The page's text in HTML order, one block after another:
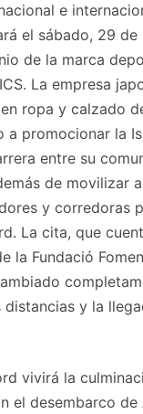
e
el sábado, 29 de
de la marca
La empresa
ropa y calzado
a promocionar la
entre su
de movilizar
y corredoras
La cita, que
la Fundació
distancias y la
vivirá la
el desembarco de